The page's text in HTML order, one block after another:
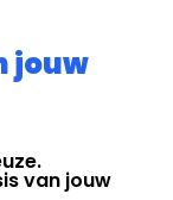
jouw
van jouw